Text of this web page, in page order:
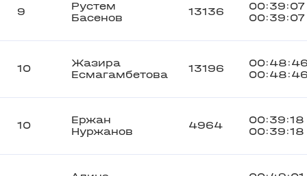
9
Рустем
Басенов
13136
00:39:07
00:39:07
10
Жазира
Есмагамбетова
13196
10
Ержан
Нуржанов
4964
00:39:18
00:39:18